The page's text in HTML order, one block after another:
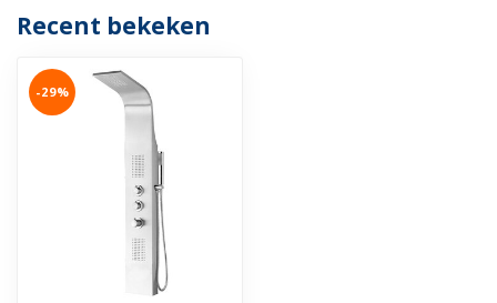
Recent bekeken
-29%